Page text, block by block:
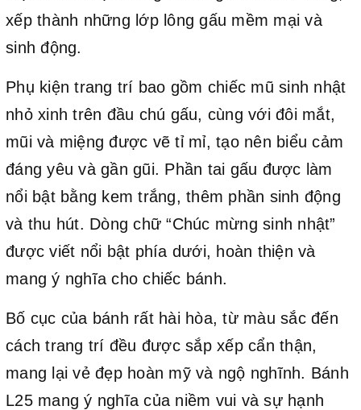
xếp thành những lớp lông gấu mềm mại và
sinh động.
Phụ kiện trang trí bao gồm chiếc mũ sinh nhật
nhỏ xinh trên đầu chú gấu, cùng với đôi mắt,
mũi và miệng được vẽ tỉ mỉ, tạo nên biểu cảm
đáng yêu và gần gũi. Phần tai gấu được làm
nổi bật bằng kem trắng, thêm phần sinh động
và thu hút. Dòng chữ “Chúc mừng sinh nhật”
được viết nổi bật phía dưới, hoàn thiện và
mang ý nghĩa cho chiếc bánh.
Bố cục của bánh rất hài hòa, từ màu sắc đến
cách trang trí đều được sắp xếp cẩn thận,
mang lại vẻ đẹp hoàn mỹ và ngộ nghĩnh. Bánh
L25 mang ý nghĩa của niềm vui và sự hạnh